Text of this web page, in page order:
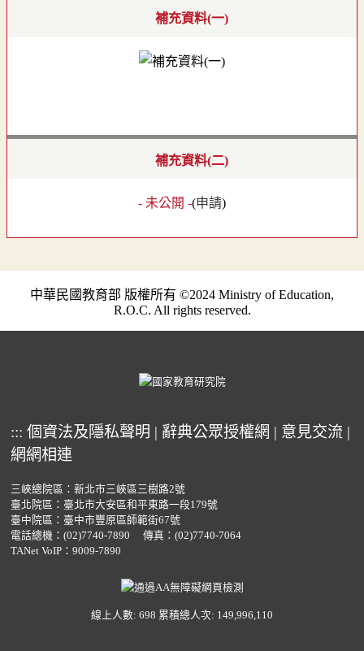
補充資料(一)
補充資料(二)
- 未公開 -(申請)
中華民國教育部 版權所有 ©2024 Ministry of Education,
R.O.C. All rights reserved.
::: 個資法及隱私聲明 | 辭典公眾授權網 | 意見交流 |
網網相連
三峽總院區：新北市三峽區三樹路2號
臺北院區：臺北市大安區和平東路一段179號
臺中院區：臺中市豐原區師範街67號
電話總機： (02)7740-7890
傳真：(02)7740-7064
TANet VoIP：9009-7890
線上人數: 698 累積總人次: 149,996,110